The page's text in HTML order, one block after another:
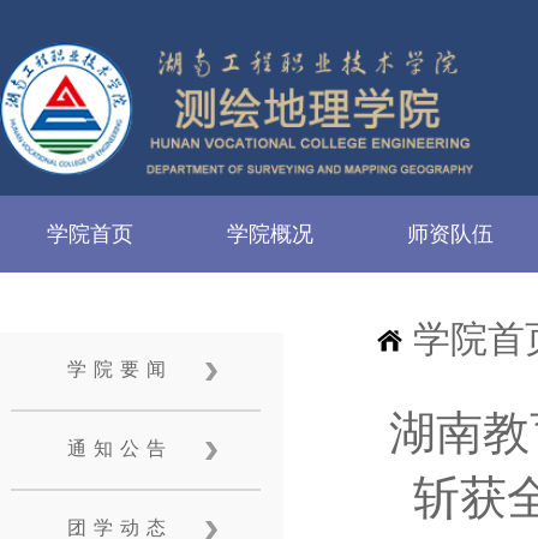
学院首页 学院概况 师资队伍
学院要闻
通知公告
团学动态
学院首
湖南
斩获